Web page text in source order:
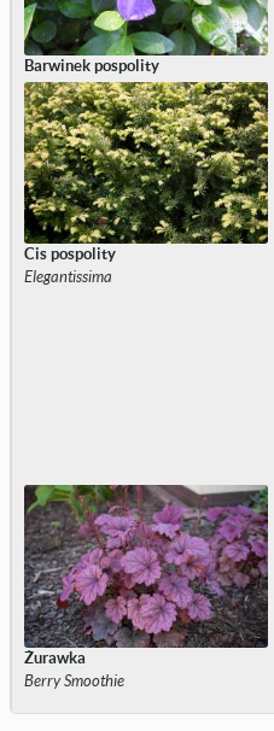
Barwinek pospolity
Cis pospolity
Elegantissima
Żurawka
Berry Smoothie